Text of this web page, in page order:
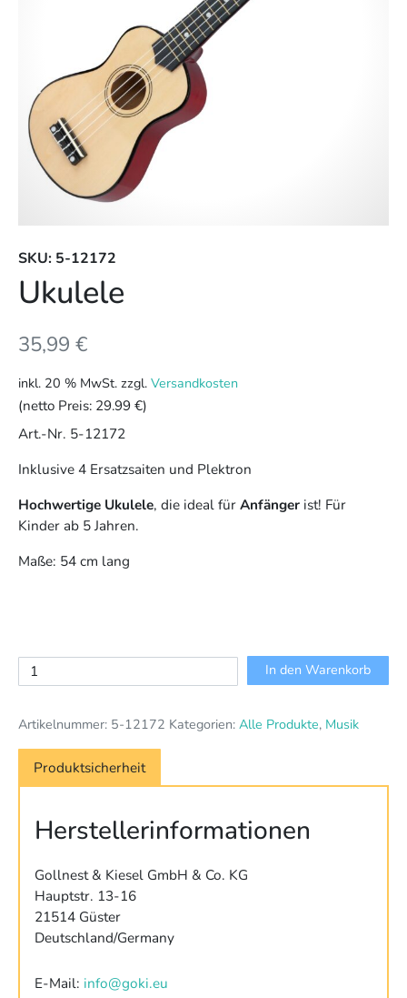
SKU: 5-12172
Ukulele
35,99 €
inkl. 20 % MwSt. zzgl. Versandkosten
(netto Preis: 29.99 €)
Art.-Nr. 5-12172
Inklusive 4 Ersatzsaiten und Plektron
Hochwertige Ukulele, die ideal fürAnfänger ist! Für
Kinder ab 5 Jahren.
Maße: 54 cm lang
Ukulele
Menge
In den Warenkorb
Artikelnummer: 5-12172 Kategorien: Alle Produkte, Musik
Produktsicherheit
Herstellerinformationen
Gollnest & Kiesel GmbH & Co. KG
Hauptstr. 13-16
21514 Güster
Deutschland/Germany
E-Mail: info@goki.eu